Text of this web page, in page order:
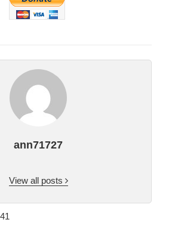
ann71727
View all posts